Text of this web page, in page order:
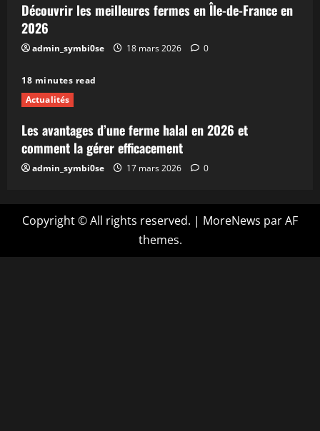
Découvrir les meilleures fermes en Île-de-France en
2026
admin_symbi0se 18 mars 2026 0
18 minutes read
Actualités
Les avantages d’une ferme halal en 2026 et
comment la gérer efficacement
admin_symbi0se 17 mars 2026 0
Copyright © All rights reserved. | MoreNews par AF
themes.